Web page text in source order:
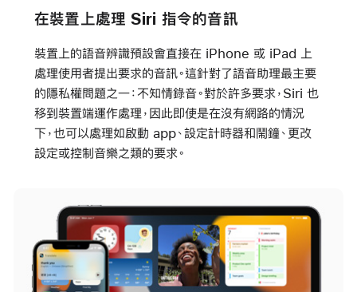
在裝置上處理 Siri 指令的音訊
裝置上的語音辨識預設會直接在 iPhone 或 iPad 上
處理使用者提出要求的音訊。這針對了語音助理最主要
的隱私權問題之一：不知情錄音。對於許多要求，Siri 也
移到裝置端運作處理，因此即使是在沒有網路的情況
下，也可以處理如啟動 app、設定計時器和鬧鐘、更改
設定或控制音樂之類的要求。